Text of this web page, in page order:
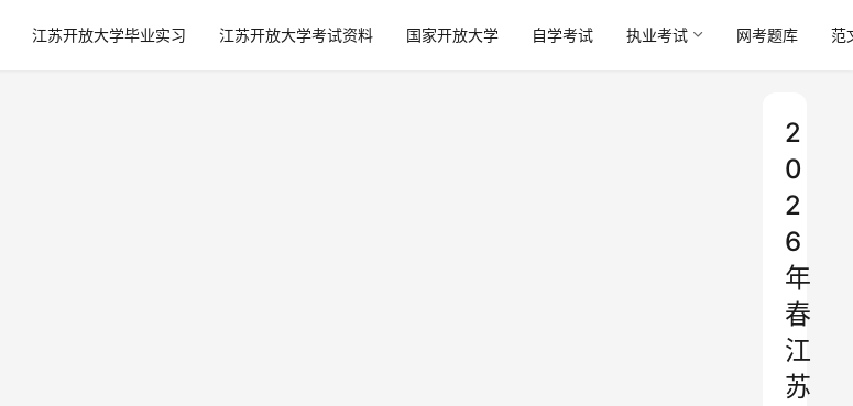
江苏开放大学毕业实习 江苏开放大学考试资料 国家开放大学 自学考试 执业考试 网考题库 范
2
0
2
6
年
春
江
苏